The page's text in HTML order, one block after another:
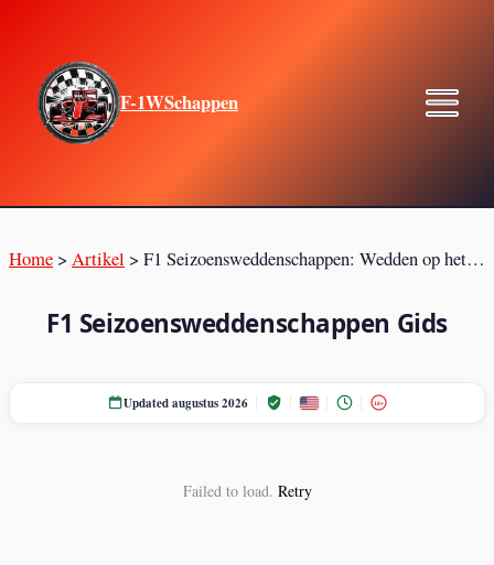
F-1WSchappen
Home > Artikel > F1 Seizoensweddenschappen: Wedden op het Wereldkampioenschap
F1 Seizoensweddenschappen Gids
Updated augustus 2026 18+
Failed to load. Retry